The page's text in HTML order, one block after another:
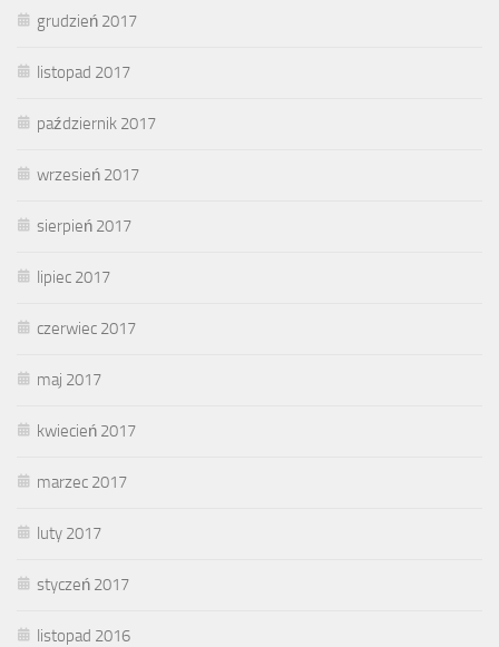
grudzień 2017
listopad 2017
październik 2017
wrzesień 2017
sierpień 2017
lipiec 2017
czerwiec 2017
maj 2017
kwiecień 2017
marzec 2017
luty 2017
styczeń 2017
listopad 2016